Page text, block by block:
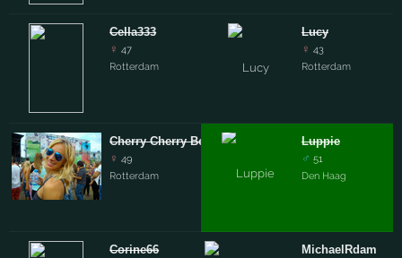
Cella333
♀ 47
Rotterdam
Cherry Cherry Boom Boom
♀ 49
Rotterdam
Corine66
Lucy
♀ 43
Rotterdam
Luppie
♂ 51
Den Haag
MichaelRdam